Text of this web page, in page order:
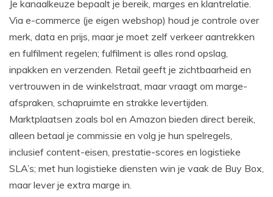
Je kanaalkeuze bepaalt je bereik, marges en klantrelatie.
Via e-commerce (je eigen webshop) houd je controle over
merk, data en prijs, maar je moet zelf verkeer aantrekken
en fulfilment regelen; fulfilment is alles rond opslag,
inpakken en verzenden. Retail geeft je zichtbaarheid en
vertrouwen in de winkelstraat, maar vraagt om marge-
afspraken, schapruimte en strakke levertijden.
Marktplaatsen zoals bol en Amazon bieden direct bereik,
alleen betaal je commissie en volg je hun spelregels,
inclusief content-eisen, prestatie-scores en logistieke
SLA’s; met hun logistieke diensten win je vaak de Buy Box,
maar lever je extra marge in.